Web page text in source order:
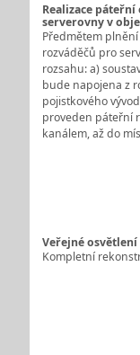
Realizace
serverovny v
Předmětem
rozváděčů pro
rozsahu: a)
bude napojena z
pojistkového
proveden páteřní
kanálem, až do
Veřejné
Kompletní